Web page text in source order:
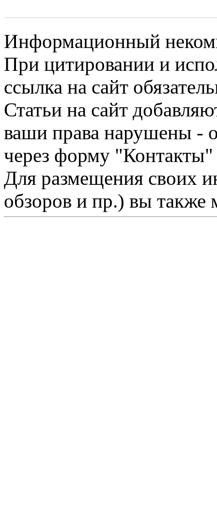
Информационный
При цитировании и
ссылка на сайт
Статьи на сайт
ваши права нарушены -
через форму "Контакты"
Для размещения своих
обзоров и пр.) вы также